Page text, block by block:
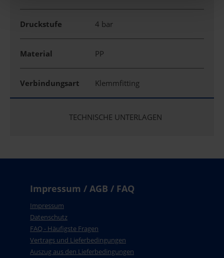
Druckstufe 4 bar
Material PP
Verbindungsart Klemmfitting
TECHNISCHE UNTERLAGEN
Impressum / AGB / FAQ
Impressum
Datenschutz
FAQ - Häufigste Fragen
Vertrags und Lieferbedingungen
Auszug aus den Lieferbedingungen